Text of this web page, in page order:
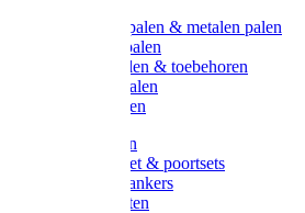
Recycling palen & metalen palen
Kunststof palen
T-Post t-palen & toebehoren
Glasfiber palen
Houten palen
Poortgrepen
Doorgangset & poortsets
Poortgreepankers
Weidepoorten